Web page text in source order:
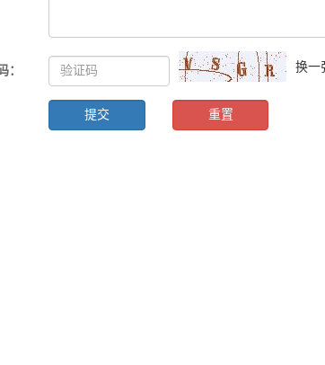
： 换一